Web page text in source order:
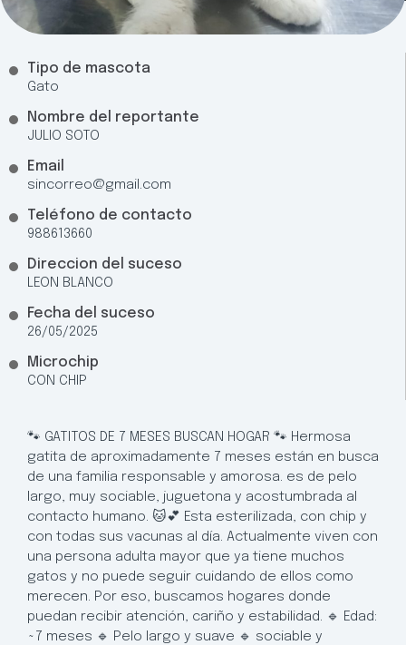
Tipo de mascota
Gato
Nombre del reportante
JULIO SOTO
Email
sincorreo@gmail.com
Teléfono de contacto
988613660
Direccion del suceso
LEON BLANCO
Fecha del suceso
26/05/2025
Microchip
CON CHIP
🐾 GATITOS DE 7 MESES BUSCAN HOGAR 🐾 Hermosa
gatita de aproximadamente 7 meses están en busca
de una familia responsable y amorosa. es de pelo
largo, muy sociable, juguetona y acostumbrada al
contacto humano. 🐱💕 Esta esterilizada, con chip y
con todas sus vacunas al día. Actualmente viven con
una persona adulta mayor que ya tiene muchos
gatos y no puede seguir cuidando de ellos como
merecen. Por eso, buscamos hogares donde
puedan recibir atención, cariño y estabilidad. 🔹 Edad:
~7 meses 🔹 Pelo largo y suave 🔹 sociable y